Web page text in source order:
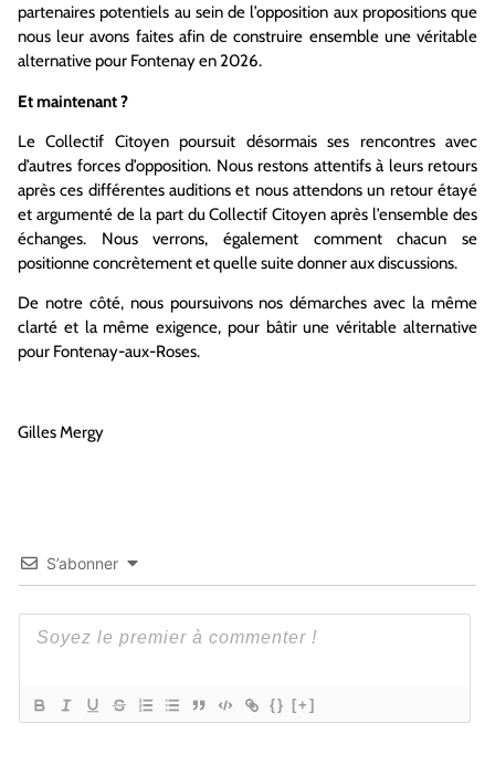
partenaires potentiels au sein de l’opposition aux propositions que
nous leur avons faites afin de construire ensemble une véritable
alternative pour Fontenay en 2026.
Et maintenant ?
Le Collectif Citoyen poursuit désormais ses rencontres avec
d’autres forces d’opposition. Nous restons attentifs à leurs retours
après ces différentes auditions et nous attendons un retour étayé
et argumenté de la part du Collectif Citoyen après l’ensemble des
échanges. Nous verrons, également comment chacun se
positionne concrètement et quelle suite donner aux discussions.
De notre côté, nous poursuivons nos démarches avec la même
clarté et la même exigence, pour bâtir une véritable alternative
pour Fontenay-aux-Roses.
Gilles Mergy
S’abonner
{} [+]